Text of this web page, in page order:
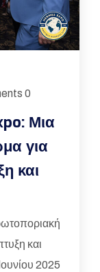
0
Μια
για
και
και
2025